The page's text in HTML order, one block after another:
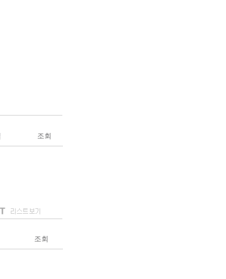
조회
조회